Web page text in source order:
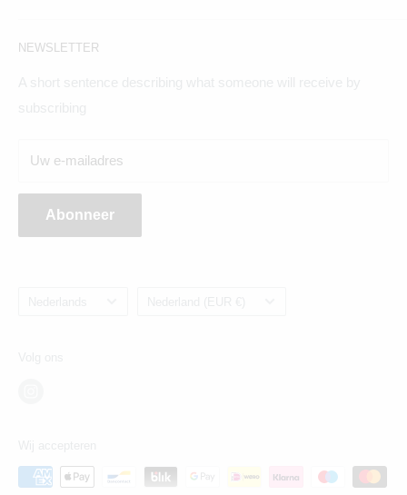
Hogeweg 19, 1098BV
Ginnekenweg 354, 4835NM
NEWSLETTER
Uw e-mailadres
Abonneer